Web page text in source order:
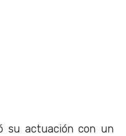
su actuación con un